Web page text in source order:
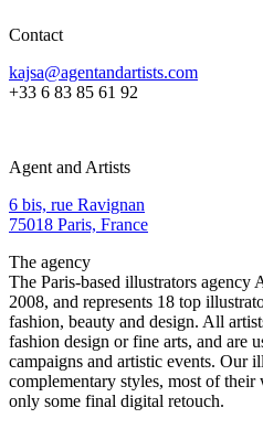
Contact
kajsa@agentandartists.com
+33 6 83 85 61 92
Agent and Artists
6 bis, rue Ravignan
75018 Paris, France
The agency
The Paris-based illustrators agency
2008, and represents 18 top
fashion, beauty and design. All
fashion design or fine arts, and are
campaigns and artistic events. Our
complementary styles, most of
only some final digital retouch.